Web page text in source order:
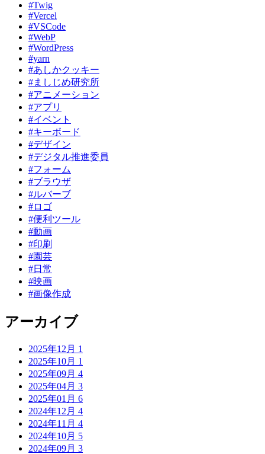
#Twig
#Vercel
#VSCode
#WebP
#WordPress
#yarn
#あしかクッキー
#ましじめ研究所
#アニメーション
#アプリ
#イベント
#キーボード
#デザイン
#デジタル推進委員
#フォーム
#ブラウザ
#ルバーブ
#ロゴ
#便利ツール
#動画
#印刷
#園芸
#日常
#映画
#画像作成
アーカイブ
2025年12月 1
2025年10月 1
2025年09月 4
2025年04月 3
2025年01月 6
2024年12月 4
2024年11月 4
2024年10月 5
2024年09月 3